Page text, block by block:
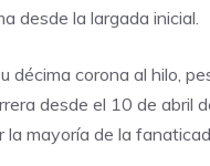
desde la largada inicial.
décima corona al hilo,
desde el 10 de abril
mayoría de la